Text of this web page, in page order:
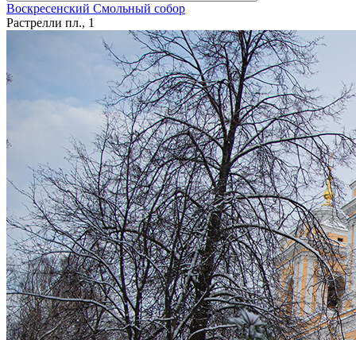
Воскресенский Смольный собор
Растрелли пл., 1